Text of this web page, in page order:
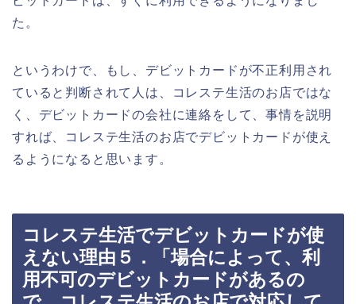
た。
というわけで、もし、デビットカードが不正利用され
ていると判断されて人は、コレステ生活のお店ではな
く、デビットカードの会社に連絡をして、事情を説明
すれば、コレステ生活のお店でデビットカードが使え
るようになると思います。
コレステ生活でデビットカードが使
えない理由５．「場合によって、利
用不可のデビットカードがあるの